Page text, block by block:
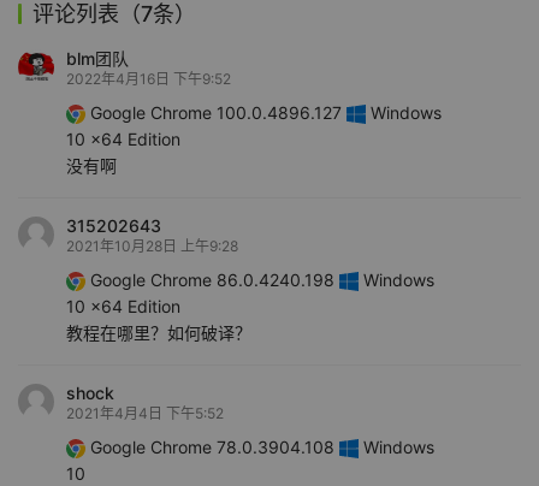
评论列表（7条）
blm团队
2022年4月16日 下午9:52
Google Chrome 100.0.4896.127
Windows
10 x64 Edition
没有啊
315202643
2021年10月28日 上午9:28
Google Chrome 86.0.4240.198
Windows
10 x64 Edition
教程在哪里？如何破译？
shock
2021年4月4日 下午5:52
Google Chrome 78.0.3904.108
Windows
10